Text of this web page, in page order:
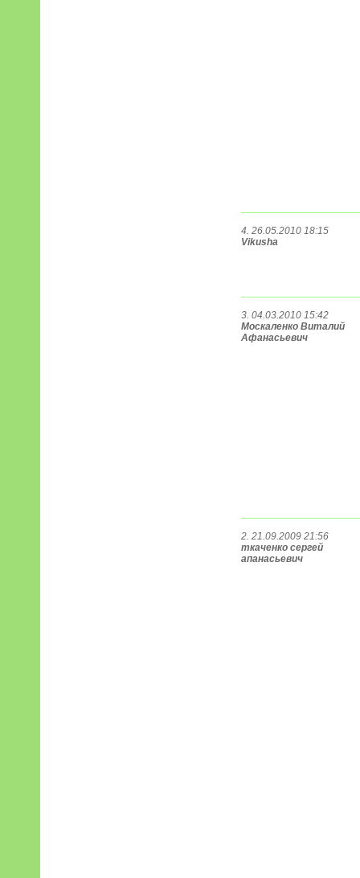
4. 26.05.2010 18:15
Vikusha
3. 04.03.2010 15:42
Москаленко Виталий
Афанасьевич
2. 21.09.2009 21:56
ткаченко сергей
апанасьевич